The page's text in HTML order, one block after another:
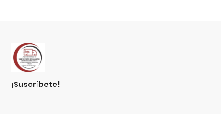
¡suscríbete!